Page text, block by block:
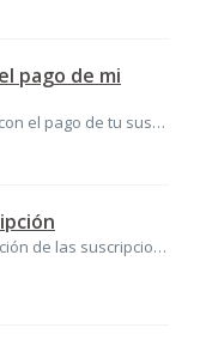
pago de mi
Si has tenido una mala experiencia con el pago de tu suscripción, siempre nos tendrás a tu lado para ayudarte a resolver los problemas. Sabemos que a veces ...
Las suscripciones en Filmin, a excepción de las suscripciones regalo, disponen por defecto de renovación automática. Es decir, al terminar el período contra...